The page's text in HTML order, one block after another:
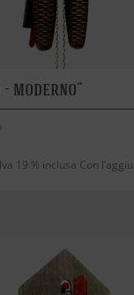
moderno
Iva 19 % inclusa Con